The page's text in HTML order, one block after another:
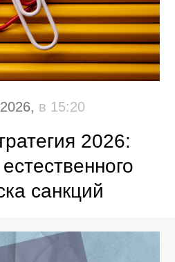
в 15:20
2026:
санкций